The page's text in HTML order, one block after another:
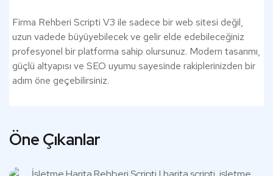
Firma Rehberi Scripti V3 ile sadece bir web sitesi değil,
uzun vadede büyüyebilecek ve gelir elde edebileceğiniz
profesyonel bir platforma sahip olursunuz. Modern tasarımı,
güçlü altyapısı ve SEO uyumu sayesinde rakiplerinizden bir
adım öne geçebilirsiniz.
Öne Çıkanlar